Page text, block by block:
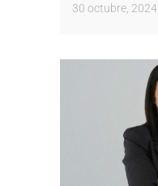
30 octubre, 2024